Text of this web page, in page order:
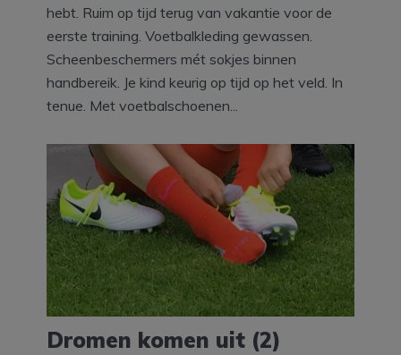
hebt. Ruim op tijd terug van vakantie voor de
eerste training. Voetbalkleding gewassen.
Scheenbeschermers mét sokjes binnen
handbereik. Je kind keurig op tijd op het veld. In
tenue. Met voetbalschoenen...
Dromen komen uit (2)